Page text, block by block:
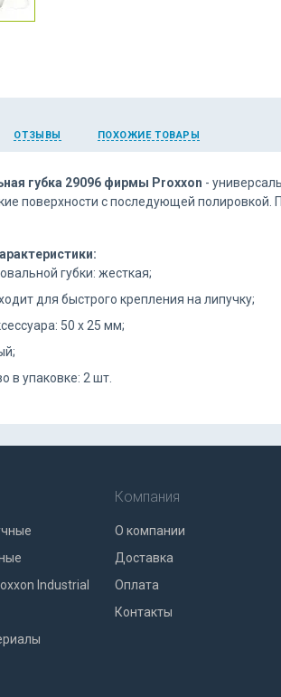
ОТЗЫВЫ ПОХОЖИЕ ТОВАРЫ
губка 29096 фирмы Proxxon -
поверхности с последующей полировкой.
губки: жесткая;
для быстрого крепления на липучку;
50 x 25 мм;
в упаковке: 2 шт.
Industrial
Компания
О компании
Доставка
Оплата
Контакты